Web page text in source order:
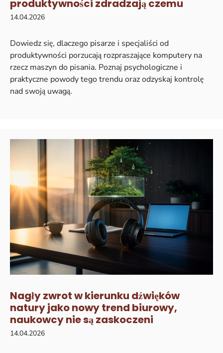
produktywności zdradzają czemu
14.04.2026
Dowiedz się, dlaczego pisarze i specjaliści od
produktywności porzucają rozpraszające komputery na
rzecz maszyn do pisania. Poznaj psychologiczne i
praktyczne powody tego trendu oraz odzyskaj kontrolę
nad swoją uwagą.
Nagły zwrot w kierunku dźwięków
natury jako nowy trend biurowy,
naukowcy nie są zaskoczeni
14.04.2026